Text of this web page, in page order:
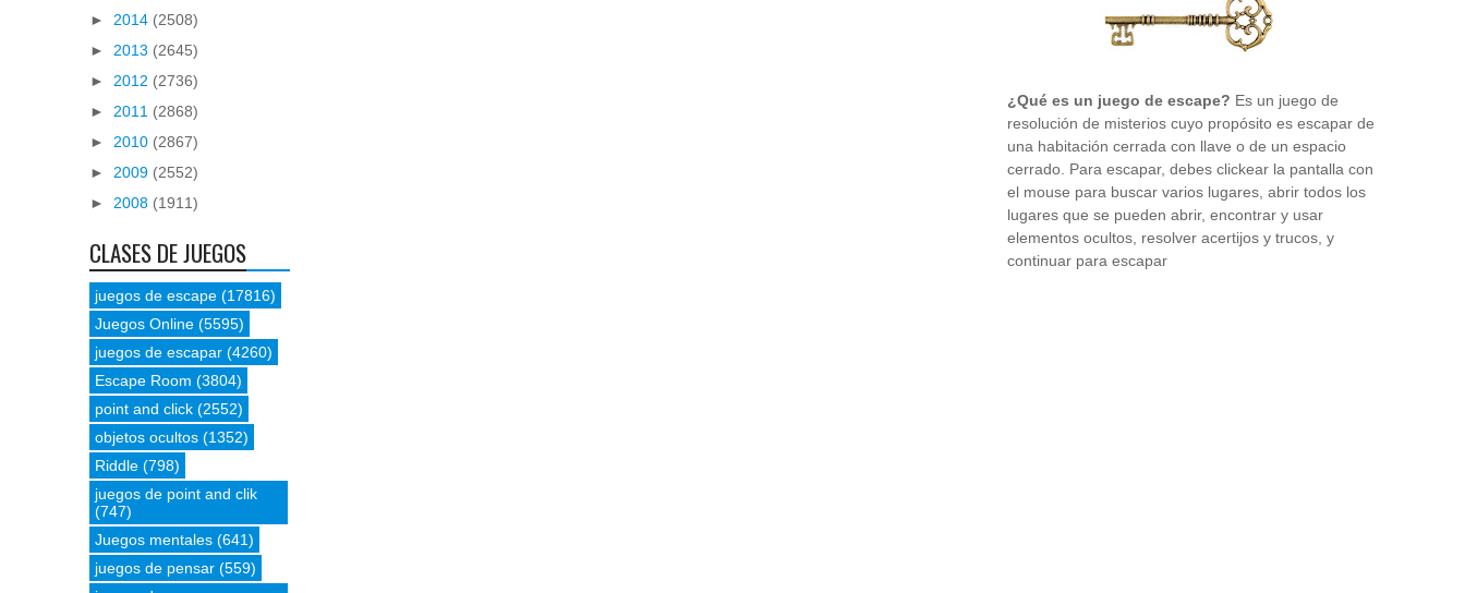
► 2014 (2508)
► 2013 (2645)
► 2012 (2736)
► 2011 (2868)
► 2010 (2867)
► 2009 (2552)
► 2008 (1911)
CLASES DE JUEGOS
juegos de escape (17816)
Juegos Online (5595)
juegos de escapar (4260)
Escape Room (3804)
point and click (2552)
objetos ocultos (1352)
Riddle (798)
juegos de point and clik
(747)
Juegos mentales (641)
juegos de pensar (559)
¿Qué es un juego de escape? Es un juego de
resolución de misterios cuyo propósito es escapar de
una habitación cerrada con llave o de un espacio
cerrado. Para escapar, debes clickear la pantalla con
el mouse para buscar varios lugares, abrir todos los
lugares que se pueden abrir, encontrar y usar
elementos ocultos, resolver acertijos y trucos, y
continuar para escapar